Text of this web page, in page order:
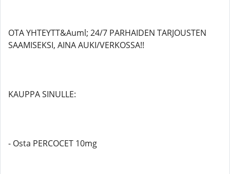
OTA YHTEYTT&Auml; 24/7 PARHAIDEN TARJOUSTEN
SAAMISEKSI, AINA AUKI/VERKOSSA!!
KAUPPA SINULLE:
- Osta PERCOCET 10mg